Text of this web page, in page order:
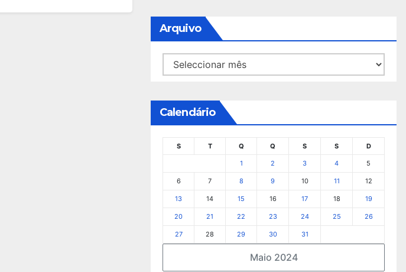
Arquivo
Arquivo
Calendário
Maio 2024
S T Q Q S S D
1 2 3 4 5
6 7 8 9 10 11 12
13 14 15 16 17 18 19
20 21 22 23 24 25 26
27 28 29 30 31